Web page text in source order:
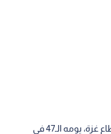
ودخل عدوان الاحتلال الإسرائيلي على قطاع غزة، يومه الـ47 في